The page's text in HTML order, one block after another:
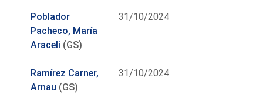
Poblador
Pacheco, María
Araceli (GS)
31/10/2024
Ramírez Carner,
Arnau (GS)
31/10/2024